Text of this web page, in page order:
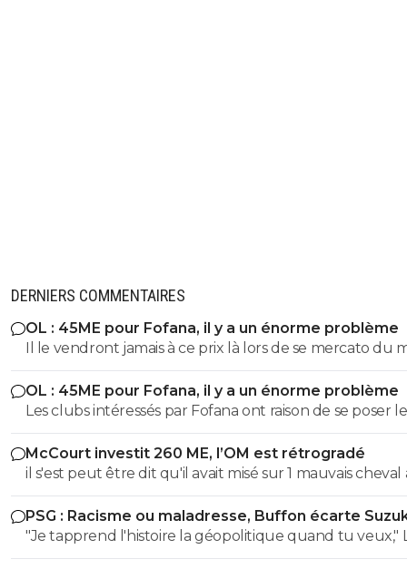
DERNIERS COMMENTAIRES
OL : 45ME pour Fofana, il y a un énorme problème
Il le vendront jamais à ce prix là lors de se mercato du
OL : 45ME pour Fofana, il y a un énorme problème
Les clubs intéressés par Fofana ont raison de se poser
bonnes questions à son sujet sur sa longue blessure. Il
évident que les clubs cités ne veulent pas prendre de
risques et s'interrogent sur sa longue blessure avant
mettre une telle somme dans ce joueur.
McCourt investit 260 ME, l’OM est rétrogradé
il s'est peut être dit qu'il avait misé sur 1 mauvais cheval
u coup
PSG : Racisme ou maladresse, Buffon écarte
"Je tapprend l'histoire la géopolitique quand tu veux," LOL
LOL LOL tu peux meme pas apprendre à un collégien